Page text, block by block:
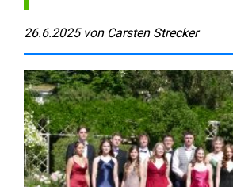
26.6.2025 von Carsten Strecker